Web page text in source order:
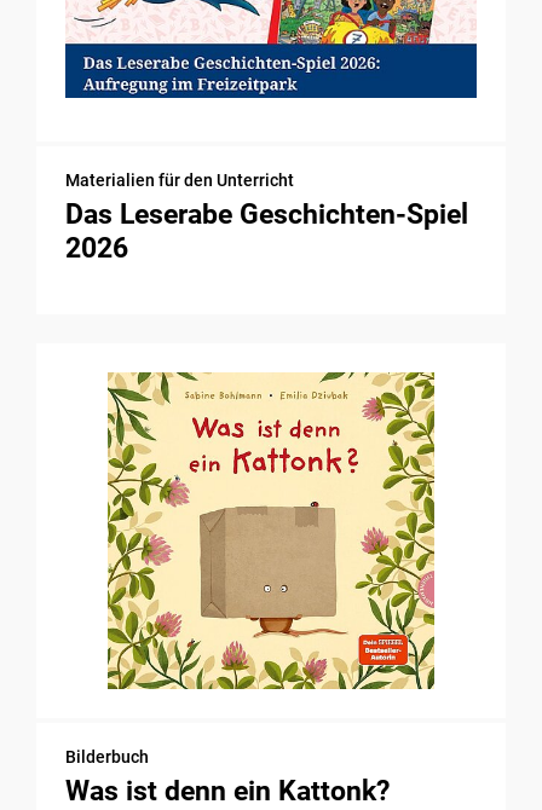
Materialien für den Unterricht
Das Leserabe Geschichten-Spiel
2026
Bilderbuch
Was ist denn ein Kattonk?